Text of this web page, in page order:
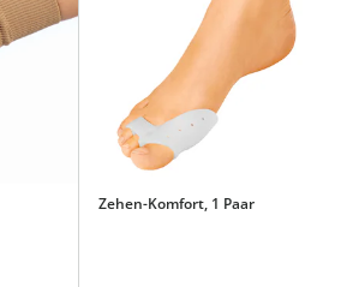
Zehen-Komfort, 1 Paar